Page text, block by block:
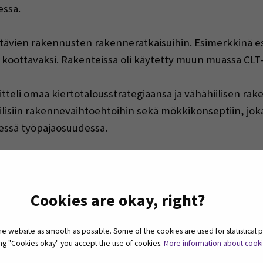
Cookies are okay, right?
website as smooth as possible. Some of the cookies are used for statistical
"Cookies okay" you accept the use of cookies. More information about
rakennusten rakenneratkaisuihin. Esimerkkinä
Rakenteissa oli käytetty muun muassa
omaa kiertotalousstrategiaansa ja vähähiilisen
rakennevaihtoehtoihin sekä mökkikonseptiin,
työpajaosuudessa.
kuntotutkimusta ja niiden
tiedon lähelle